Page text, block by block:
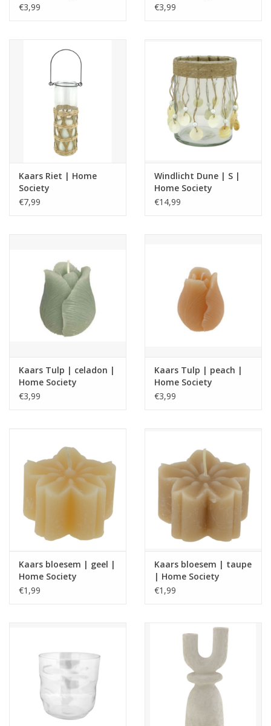
€3,99
€3,99
Kaars Riet | Home
Society
€7,99
Windlicht Dune | S |
Home Society
€14,99
Kaars Tulp | celadon |
Home Society
€3,99
Kaars Tulp | peach |
Home Society
€3,99
Kaars bloesem | geel |
Home Society
€1,99
Kaars bloesem | taupe
| Home Society
€1,99